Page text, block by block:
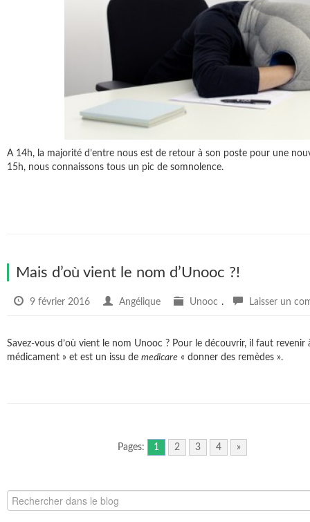
A 14h, la majorité d’entre nous est de retour à son poste pour une
15h, nous connaissons tous un pic de somnolence.
Mais d’où vient le nom d’Unooc ?!
9 février 2016 Angélique Unooc . Laisser un
Savez-vous d’où vient le nom Unooc ? Pour le découvrir, il faut
médicament » et est un issu de medicare « donner des remèdes ».
Pages: 1 2 3 4 »